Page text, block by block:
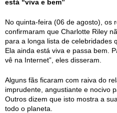
está “viva e bem”
No quinta-feira (06 de agosto), os
confirmaram que Charlotte Riley
para a longa lista de celebridades
Ela ainda está viva e passa bem.
vê na Internet”, eles disseram.
Alguns fãs ficaram com raiva do
imprudente, angustiante e nocivo
Outros dizem que isto mostra a
todo o planeta.